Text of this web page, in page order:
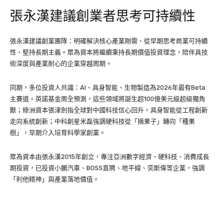
張永漢建議創業者思考可持續性
張永漢建議創業團隊：明確解決核心產業剛需、從早期思考商業可持續
性、堅持長期主義。眾為資本將繼續秉持長期價值投資理念，陪伴具技
術深度與產業耐心的企業穿越周期。
同期，多位投資人共識：AI、具身智能、生物製造為2026年最有Beta
主賽道。英諾基金周全預測，這些領域將誕生超100億美元級超級獨角
獸；綠洲資本張津劍指全球對中國科技信心回升，具身智能從工程創新
走向系統創新；中科創星米磊強調硬科技從「摘果子」轉向「種果
樹」，早期介入培育科學家創業。
眾為資本由張永漢2015年創立，專注亞洲數字經濟、硬科技、消費成長
期投資，已投資小鵬汽車、BOSS直聘、地平線、奕斯偉等企業，強調
「利他精神」與產業落地價值。